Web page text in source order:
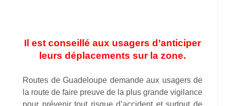
Il est conseillé aux usagers d’anticiper
leurs déplacements sur la zone.
Routes de Guadeloupe demande aux usagers de
la route de faire preuve de la plus grande vigilance